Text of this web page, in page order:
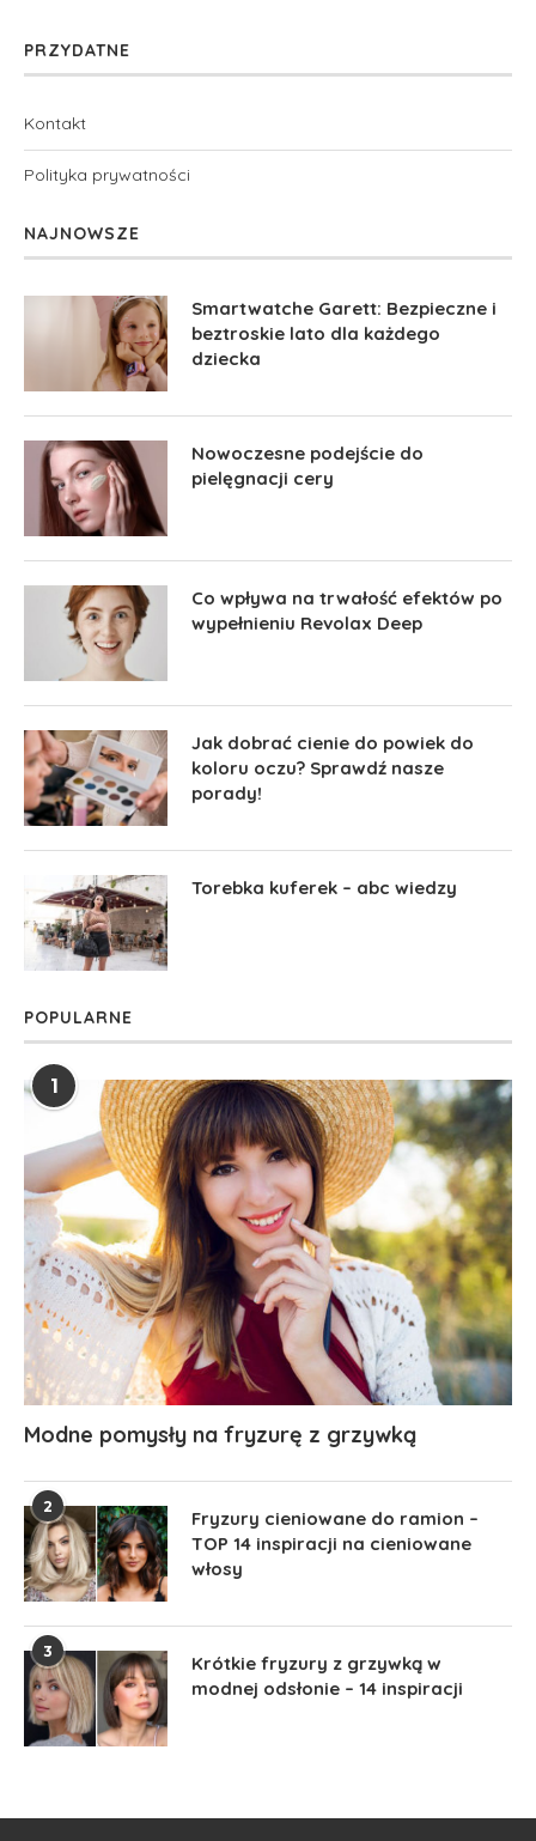
PRZYDATNE
Kontakt
Polityka prywatności
NAJNOWSZE
Smartwatche Garett: Bezpieczne i
beztroskie lato dla każdego
dziecka
Nowoczesne podejście do
pielęgnacji cery
Co wpływa na trwałość efektów po
wypełnieniu Revolax Deep
Jak dobrać cienie do powiek do
koloru oczu? Sprawdź nasze
porady!
Torebka kuferek – abc wiedzy
POPULARNE
1
Modne pomysły na fryzurę z grzywką
2
Fryzury cieniowane do ramion –
TOP 14 inspiracji na cieniowane
włosy
3
Krótkie fryzury z grzywką w
modnej odsłonie – 14 inspiracji